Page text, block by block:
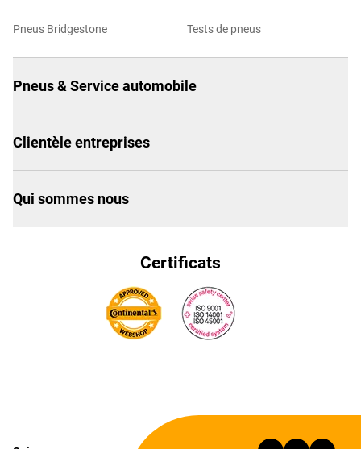
Pneus Bridgestone Tests de pneus
Pneus & Service automobile
Clientèle entreprises
Qui sommes nous
Certificats